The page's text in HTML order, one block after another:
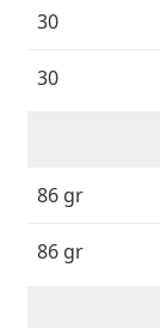
30
30
86 gr
86 gr